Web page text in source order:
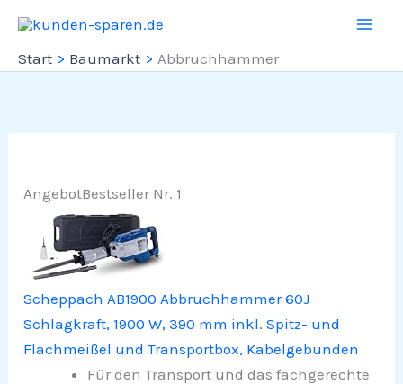
Inhalt
springen
Start Baumarkt Abbruchhammer
AngebotBestseller Nr. 1
Scheppach AB1900 Abbruchhammer 60J
Schlagkraft, 1900 W, 390 mm inkl. Spitz- und
Flachmeißel und Transportbox, Kabelgebunden
Für den Transport und das fachgerechte